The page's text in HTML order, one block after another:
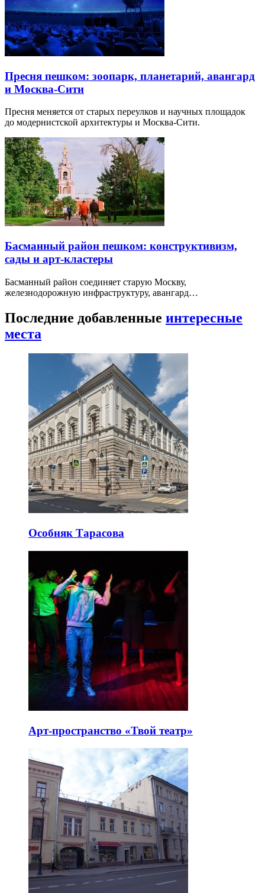
Пресня пешком: зоопарк, планетарий, авангард
и Москва-Сити
Пресня меняется от старых переулков и научных площадок
до модернистской архитектуры и Москва-Сити.
Басманный район пешком: конструктивизм,
сады и арт-кластеры
Басманный район соединяет старую Москву,
железнодорожную инфраструктуру, авангард…
Последние добавленные интересные
места
Особняк Тарасова
Арт-пространство «Твой театр»